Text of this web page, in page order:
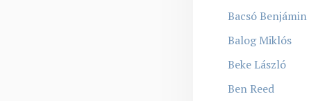
Bacsó Benjámin
Balog Miklós
Beke László
Ben Reed